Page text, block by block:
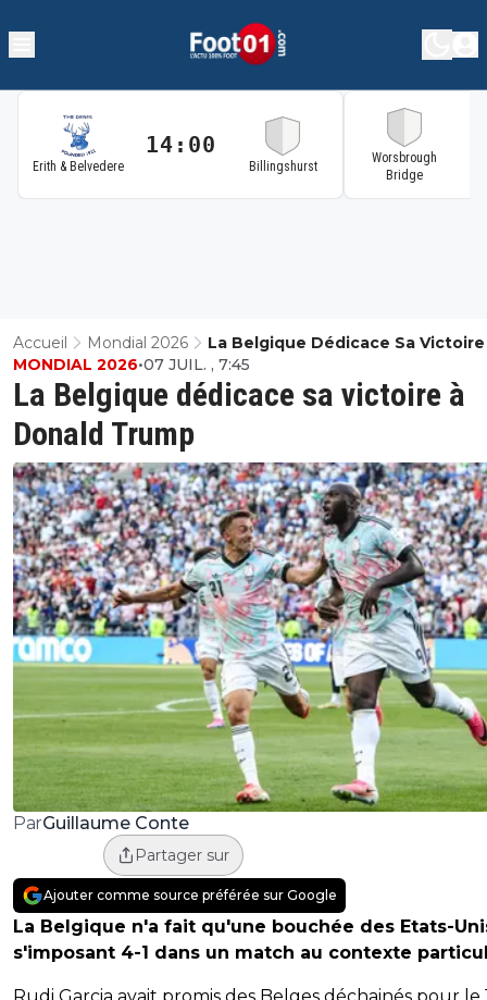
Erith & Belvedere
14:00
Billingshurst
Worsbrough
Bridge
Accueil Mondial 2026
La Belgique Dédicace Sa Victoire
Donald Trump
La Belgique dédicace sa victoire à
Donald Trump
MONDIAL 2026•07 JUIL. , 7:45
ParGuillaume Conte
Partager sur
Ajouter comme source préférée sur Google
La Belgique n'a fait qu'une bouchée des Etats-
s'imposant 4-1 dans un match au contexte